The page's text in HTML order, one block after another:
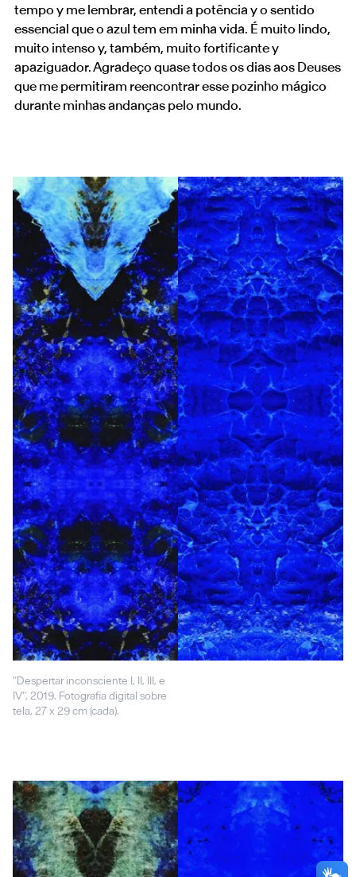
tempo y me lembrar, entendi a potência y o sentido
essencial que o azul tem em minha vida. É muito lindo,
muito intenso y, também, muito fortificante y
apaziguador. Agradeço quase todos os dias aos Deuses
que me permitiram reencontrar esse pozinho mágico
durante minhas andanças pelo mundo.
"Despertar inconsciente I, II, III, e
IV", 2019. Fotografia digital sobre
tela, 27 x 29 cm (cada).